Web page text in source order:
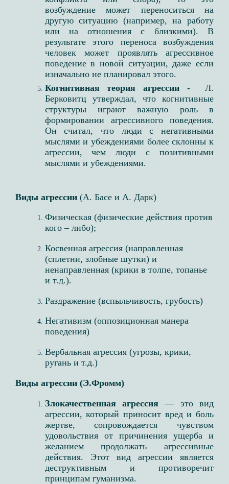
возбуждение может переноситься на
другую ситуацию (например, на работу
или на отношения с близкими). В
результате этого переноса возбуждения
человек может проявлять агрессивное
поведение в новой ситуации, даже если
изначально не планировал этого.
Когнитивная теория агрессии - Л.
Берковитц утверждал, что когнитивные
структуры играют важную роль в
формировании агрессивного поведения.
Он считал, что люди с негативными
мыслями и убеждениями более склонны к
агрессии, чем люди с позитивными
мыслями и убеждениями.
Виды агрессии (А. Басе и А. Дарк)
Физическая (физические действия против
кого – либо);​
Косвенная агрессия (направленная
(сплетни, злобные шутки) и
ненаправленная (крики в толпе, топанье
и т.д.).​
Раздражение (вспыльчивость, грубость)​
Негативизм (оппозиционная манера
поведения)​
Вербальная агрессия (угрозы, крики,
ругань и т.д.)
Виды агрессии (Э.Фромм)
Злокачественная агрессия— это вид
агрессии, который приносит вред и боль
жертве, сопровождается чувством
удовольствия от причинения ущерба и
желанием продолжать агрессивные
действия. Этот вид агрессии является
деструктивным и противоречит
принципам гуманизма.​